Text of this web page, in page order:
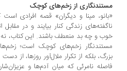
از زخم‌های کوچک
مینا و دیگران» قصه افرادی است که یاد
زندگی کنار بیایند و در مقابل
و چه بد منعطف باشند. این کتاب، نه راوی
زخم‌های کوچک است؛ زخم‌هایی
بلکه از تکرار ملال‌آور روزها، از دست‌
نامرئی که میان آدم‌ها و عزیزان‌شان